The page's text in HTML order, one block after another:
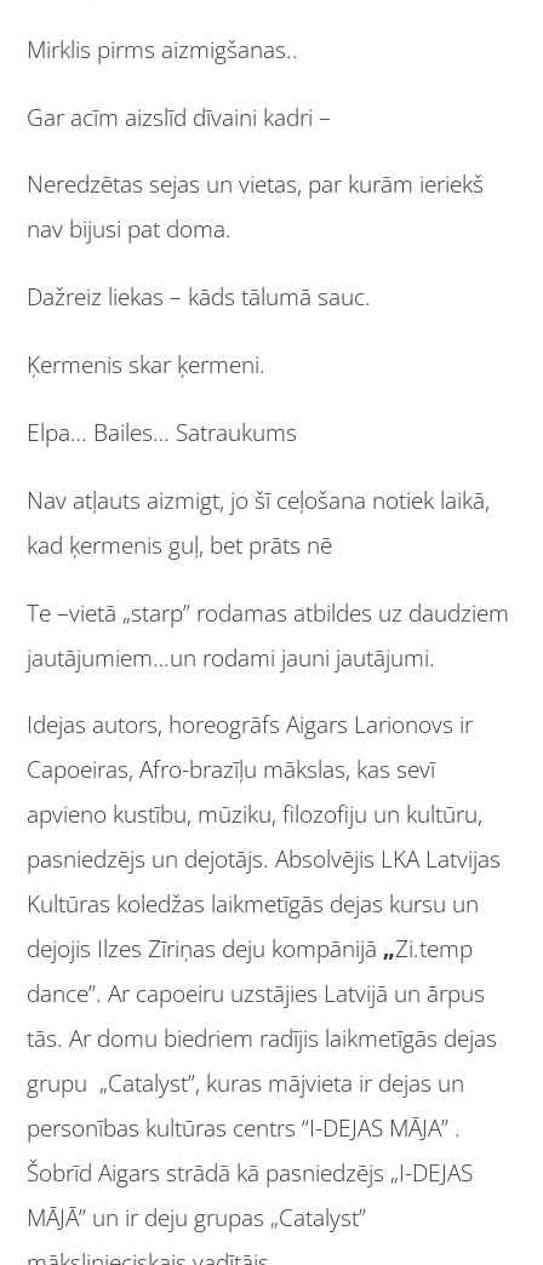
Mirklis pirms aizmigšanas..
Gar acīm aizslīd dīvaini kadri –
Neredzētas sejas un vietas, par kurām ieriekš
nav bijusi pat doma.
Dažreiz liekas – kāds tālumā sauc.
Ķermenis skar ķermeni.
Elpa… Bailes… Satraukums
Nav atļauts aizmigt, jo šī ceļošana notiek laikā,
kad ķermenis guļ, bet prāts nē
Te –vietā „starp” rodamas atbildes uz daudziem
jautājumiem…un rodami jauni jautājumi.
Idejas autors, horeogrāfs Aigars Larionovs ir
Capoeiras, Afro-brazīļu mākslas, kas sevī
apvieno kustību, mūziku, filozofiju un kultūru,
pasniedzējs un dejotājs. Absolvējis LKA Latvijas
Kultūras koledžas laikmetīgās dejas kursu un
dejojis Ilzes Zīriņas deju kompānijā „Zi.temp
dance”. Ar capoeiru uzstājies Latvijā un ārpus
tās. Ar domu biedriem radījis laikmetīgās dejas
grupu „Catalyst”, kuras mājvieta ir dejas un
personības kultūras centrs “I-DEJAS MĀJA” .
Šobrīd Aigars strādā kā pasniedzējs „I-DEJAS
MĀJĀ” un ir deju grupas „Catalyst”